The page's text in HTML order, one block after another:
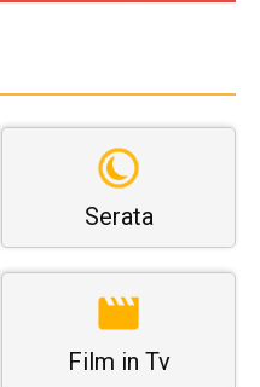
Serata
Film in Tv